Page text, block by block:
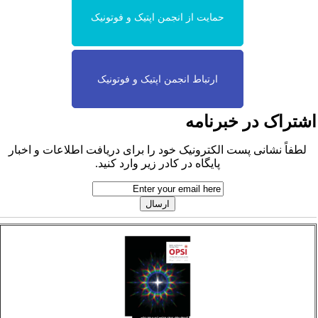
حمایت از انجمن اپتیک و فوتونیک
ارتباط انجمن اپتیک و فوتونیک
در خبرنامه
لطفاً نشانی پست الکترونیک خود را برای دریافت اطلاعات و اخبار
پایگاه در کادر زیر وارد کنید.